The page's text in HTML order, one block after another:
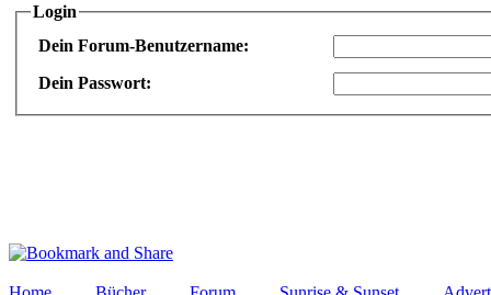
Login
Dein Forum-Benutzername:
Dein Passwort: